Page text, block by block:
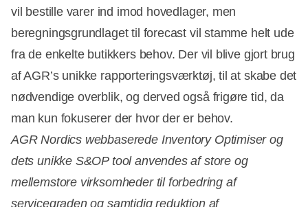
vil bestille varer ind imod hovedlager, men
beregningsgrundlaget til forecast vil stamme helt ude
fra de enkelte butikkers behov. Der vil blive gjort brug
af AGR’s unikke rapporteringsværktøj, til at skabe det
nødvendige overblik, og derved også frigøre tid, da
man kun fokuserer der hvor der er behov.
AGR Nordics webbaserede Inventory Optimiser og
dets unikke S&OP tool anvendes af store og
mellemstore virksomheder til forbedring af
servicegraden og samtidig reduktion af